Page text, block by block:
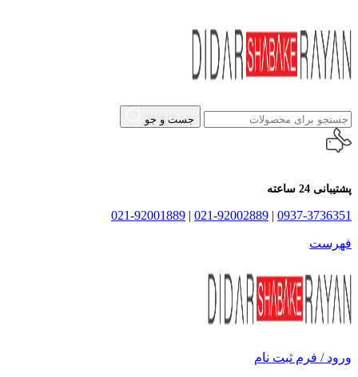
جست و جو
پشتیبانی 24 ساعته
0937-3736351
|
021-92002889
|
021-92001889
فهرست
ورود / فرم ثبت نام